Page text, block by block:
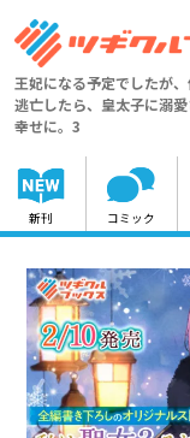
王妃になる予定でしたが
逃亡したら、皇太子に溺
幸せに。3
新刊 コミック